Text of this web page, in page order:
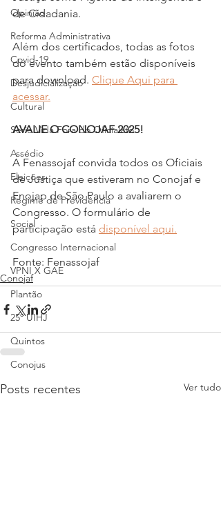
Opinião
Reforma Administrativa
Covid-19
Desjudicialização
Cultural
Serie Vida Fora do Oficialato
Assédio
Eleições
Regime de Previdência
Social
Congresso Internacional
VPNI X GAE
Plantão
25º UIHJ
Quintos
Conojus
de Cidadania.
Além dos certificados, todas as fotos
do evento também estão disponíveis
para download. Clique Aqui para
acessar.
AVALIE O CONOJAF 2025!
A Fenassojaf convida todos os Oficiais
de Justiça que estiveram no Conojaf e
Enojap de São Paulo a avaliarem o
Congresso. O formulário de
participação está disponível aqui.
Fonte: Fenassojaf
Conojaf
Posts recentes Ver tudo